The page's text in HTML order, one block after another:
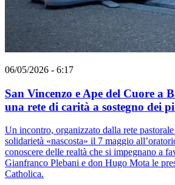
06/05/2026 - 6:17
San Vincenzo e Ape del Cuore a
una rete di carità a sostegno dei
Un incontro, organizzato dalla rete
solidarietà «nascosta» il 7 maggio
conoscere delle realtà che si impegnano a
Gianfranco Plebani e don Hugo Mota le
Catholica.